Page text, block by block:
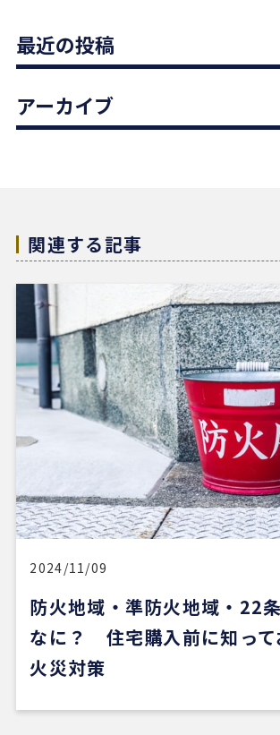
担当の志水様は、ベテランならではの
市場動向や適正価格を丁寧に解説して
何より素晴らしいと感じたのは、情報
を一切行わないという徹底した透明性
ています。知人にも自信を持って紹介
会社様です。
4 か月前
REDSは、自分でSUUMOなどを使っ
きる人にはおすすめだと感じました。
他の不動産会社にも行きましたが、こ
寄り添うというより、不動産会社側が
を勧められているように感じることも
その点、REDSは自分で見つけた物件
すいのがよかったです。
一方で、自分が望む物件像がまだ明確
うまく検索できない人にとっては、
い物件に出会うのは少し難しいかもし
ただ、そういう場合でも、結局は良い
担当者に出会えないと希望の物件には
くいと思います。
安い買い物ではないので、まずは自分
ってから動くのが大切だと感じました
最近の投稿
アーカイブ
関連する記事
2024/11/09
防火地域・準防火地域・22
なに？ 住宅購入前に知って
火災対策